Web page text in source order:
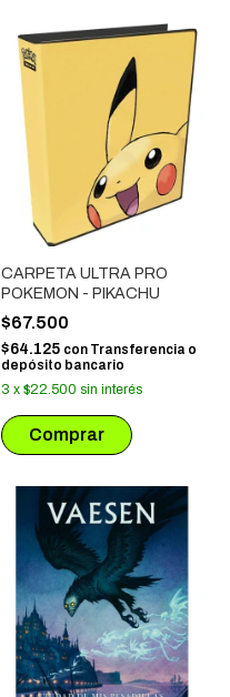
CARPETA ULTRA PRO
POKEMON - PIKACHU
$67.500
$64.125 con Transferencia o
depósito bancario
3 x $22.500 sin interés